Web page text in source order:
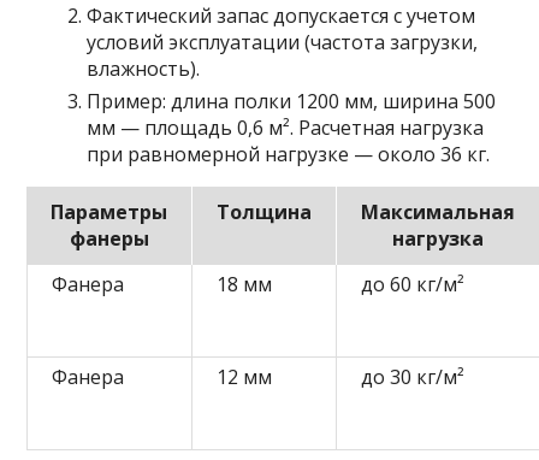
Фактический запас допускается с учетом
условий эксплуатации (частота загрузки,
влажность).
Пример: длина полки 1200 мм, ширина 500
мм — площадь 0,6 м². Расчетная нагрузка
при равномерной нагрузке — около 36 кг.
Параметры
фанеры
Толщина
Максимальная
нагрузка
Фанера
18 мм до 60 кг/м²
Фанера 12 мм до 30 кг/м²